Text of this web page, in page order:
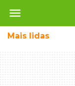
menu
Mais lidas